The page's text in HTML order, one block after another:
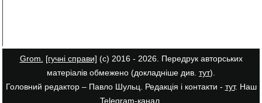
Grom. [гучні справи] (с) 2016 - 2026. Передрук авторських
матеріалів обмежено (докладніше див. тут).
Головний редактор – Павло Шульц. Редакція і контакти - тут. Наш
Telegram-канал